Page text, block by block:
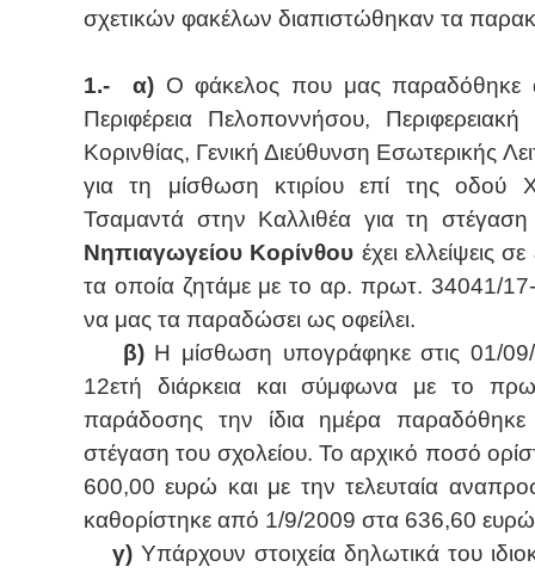
σχετικών φακέλων διαπιστώθηκαν τα
1.- α) Ο φάκελος που μας παραδόθηκε
Περιφέρεια Πελοποννήσου, Περιφερειακή
Κορινθίας, Γενική Διεύθυνση Εσωτερικής
για τη μίσθωση κτιρίου επί της οδού
Τσαμαντά στην Καλλιθέα για τη
Νηπιαγωγείου Κορίνθου έχει ελλείψεις
τα οποία ζητάμε με το αρ. πρωτ. 34041/
να μας τα παραδώσει ως οφείλει.
β)Η μίσθωση υπογράφηκε στις 01/
12ετή διάρκεια και σύμφωνα με το
παράδοσης την ίδια ημέρα παραδόθηκε
στέγαση του σχολείου. Το αρχικό ποσό
600,00 ευρώ και με την τελευταία
καθορίστηκε από 1/9/2009 στα 636,60
γ) Υπάρχουν στοιχεία δηλωτικά του